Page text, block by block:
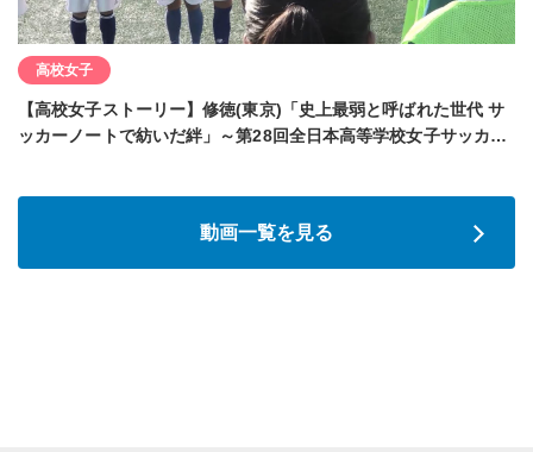
高校女子
【高校女子ストーリー】修徳(東京)「史上最弱と呼ばれた世代 サ
ッカーノートで紡いだ絆」～第28回全日本高等学校女子サッカ…
動画一覧を見る